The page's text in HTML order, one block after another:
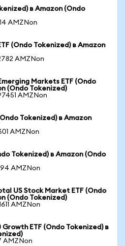
в Amazon (Ondo
AMZNon
(Ondo Tokenized) в Amazon
AMZNon
Markets ETF (Ondo
(Ondo Tokenized)
AMZNon
Tokenized) в Amazon
AMZNon
Tokenized) в Amazon (Ondo
AMZNon
US Stock Market ETF (Ondo
(Ondo Tokenized)
AMZNon
Growth ETF (Ondo Tokenized) в
AMZNon